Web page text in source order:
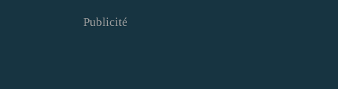
Publicité